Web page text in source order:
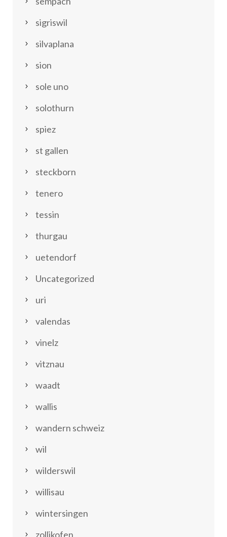
sigriswil
silvaplana
sion
sole uno
solothurn
spiez
st gallen
steckborn
tenero
tessin
thurgau
uetendorf
Uncategorized
uri
valendas
vinelz
vitznau
waadt
wallis
wandern schweiz
wil
wilderswil
willisau
wintersingen
zollikofen